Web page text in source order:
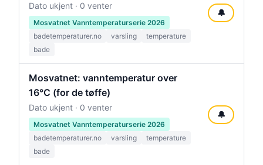
Dato ukjent · 0 venter
Mosvatnet Vanntemperaturserie 2026
badetemperaturer.no
varsling
temperature
bade
🔔
Mosvatnet: vanntemperatur over
16°C (for de tøffe)
Dato ukjent · 0 venter
Mosvatnet Vanntemperaturserie 2026
badetemperaturer.no
varsling
temperature
bade
🔔